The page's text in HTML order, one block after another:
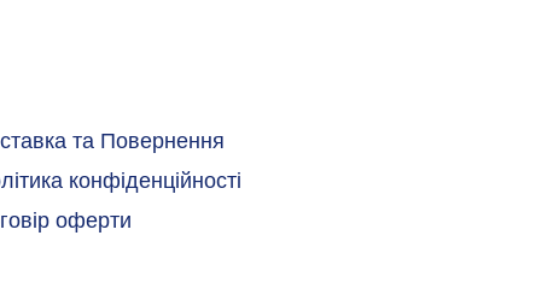
та Повернення
конфіденційності
оферти